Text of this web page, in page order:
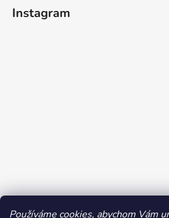
Používáme cookies, abychom Vám
Instagram